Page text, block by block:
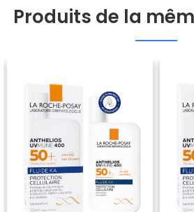
Produits de la